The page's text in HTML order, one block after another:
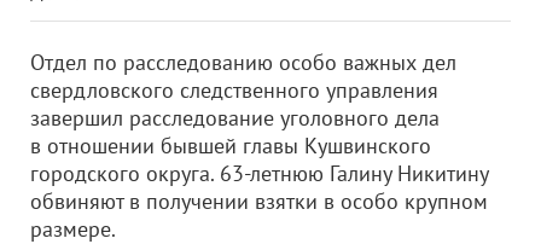
Отдел по расследованию особо важных дел
свердловского следственного управления
завершил расследование уголовного дела
в отношении бывшей главы Кушвинского
городского округа. 63-летнюю Галину Никитину
обвиняют в получении взятки в особо крупном
размере.